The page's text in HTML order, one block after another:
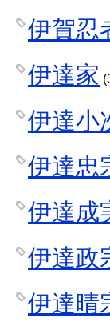
伊賀忍
伊達家
伊達小
伊達忠
伊達成
伊達政
伊達晴